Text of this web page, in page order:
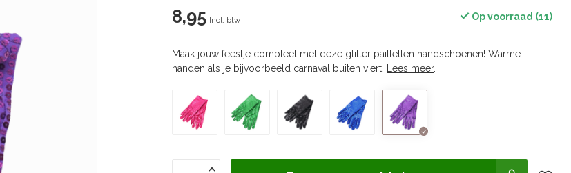
8,95 Incl. btw Op voorraad (11)
Maak jouw feestje compleet met deze glitter pailletten handschoenen! Warme
handen als je bijvoorbeeld carnaval buiten viert.
Lees meer.